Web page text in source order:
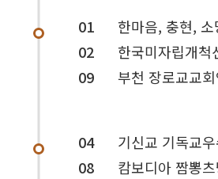
01
한마음, 충현,
02
한국미자립개척
09
부천 장로교교
04
기신교 기독교
08
캄보디아 짬뽕